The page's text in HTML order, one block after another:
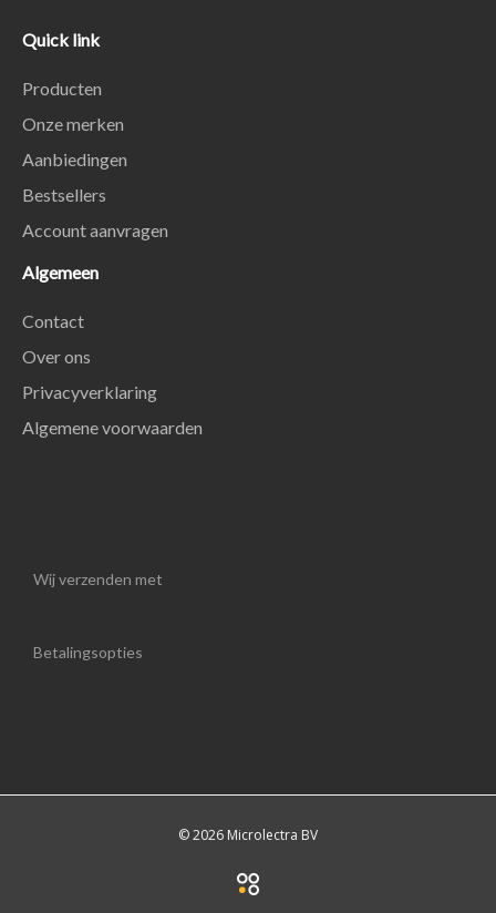
Quick link
Producten
Onze merken
Aanbiedingen
Bestsellers
Account aanvragen
Algemeen
Contact
Over ons
Privacyverklaring
Algemene voorwaarden
Wij verzenden met
Betalingsopties
© 2026 Microlectra BV